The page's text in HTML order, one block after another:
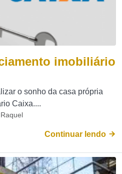
imobiliário
o sonho da casa própria
Caixa....
Continuar lendo